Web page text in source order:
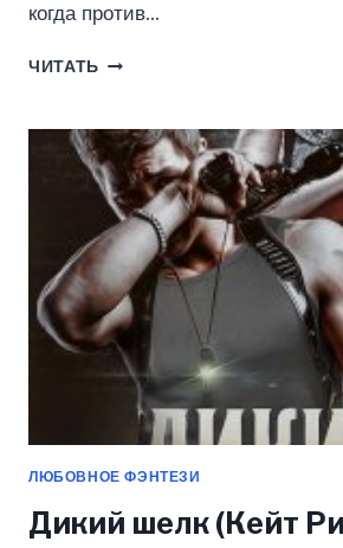
когда против…
ЧИТАТЬ ИГРЫ
НА
ЛЮБОВЬ
(КЕЙТ
РИНКА)
ЛЮБОВНОЕ ФЭНТЕЗИ
Дикий шелк (Кейт